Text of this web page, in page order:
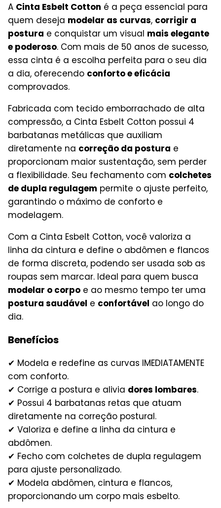
A Cinta Esbelt Cotton é a peça essencial para
quem deseja modelar as curvas, corrigir a
postura e conquistar um visual mais elegante
e poderoso. Com mais de 50 anos de sucesso,
essa cinta é a escolha perfeita para o seu dia
a dia, oferecendo conforto e eficácia
comprovados.
Fabricada com tecido emborrachado de alta
compressão, a Cinta Esbelt Cotton possui 4
barbatanas metálicas que auxiliam
diretamente na correção da postura e
proporcionam maior sustentação, sem perder
a flexibilidade. Seu fechamento com colchetes
de dupla regulagem permite o ajuste perfeito,
garantindo o máximo de conforto e
modelagem.
Com a Cinta Esbelt Cotton, você valoriza a
linha da cintura e define o abdômen e flancos
de forma discreta, podendo ser usada sob as
roupas sem marcar. Ideal para quem busca
modelar o corpo e ao mesmo tempo ter uma
postura saudável e confortável ao longo do
dia.
Benefícios
✔ Modela e redefine as curvas IMEDIATAMENTE
com conforto.
✔ Corrige a postura e alivia dores lombares.
✔ Possui 4 barbatanas retas que atuam
diretamente na correção postural.
✔ Valoriza e define a linha da cintura e
abdômen.
✔ Fecho com colchetes de dupla regulagem
para ajuste personalizado.
✔ Modela abdômen, cintura e flancos,
proporcionando um corpo mais esbelto.